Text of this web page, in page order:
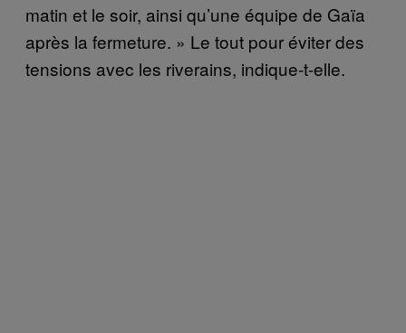
matin et le soir, ainsi qu’une équipe de Gaïa
après la fermeture. » Le tout pour éviter des
tensions avec les riverains, indique-t-elle.